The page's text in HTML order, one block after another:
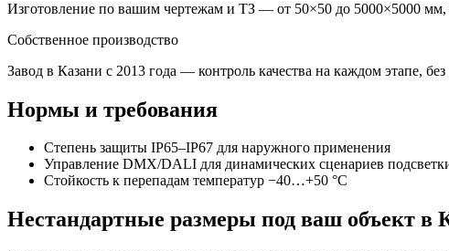
Изготовление по вашим чертежам и ТЗ — от 50×50 до 5000×5000
Собственное производство
Завод в Казани с 2013 года — контроль качества на каждом этапе,
Нормы и требования
Степень защиты IP65–IP67 для наружного применения
Управление DMX/DALI для динамических сценариев
Стойкость к перепадам температур −40…+50 °C
Нестандартные размеры под ваш объект в